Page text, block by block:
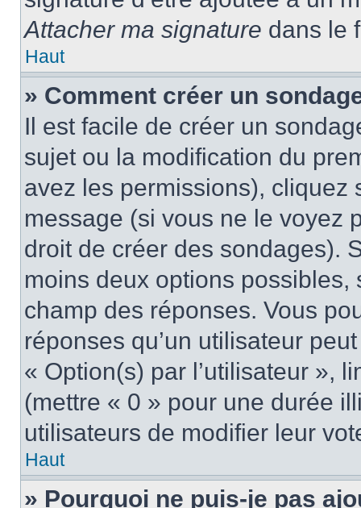
Attacher ma signature dans le
Haut
» Comment créer un
Il est facile de créer un
sujet ou la modification du
avez les permissions), cliquez
message (si vous ne le voyez
droit de créer des sondages).
moins deux options
champ des réponses. Vous
réponses qu’un utilisateur
« Option(s) par l’utilisateur »,
(mettre « 0 » pour une durée
utilisateurs de modifier leur
Haut
» Pourquoi ne puis-je pas